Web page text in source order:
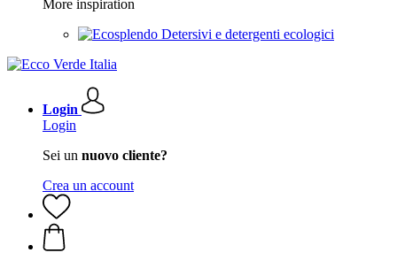
More inspiration
Detersivi e detergenti ecologici
Login
Login
Sei un nuovo cliente?
Crea un account